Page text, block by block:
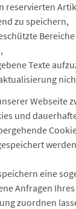
reservierten
zu speichern,
Texte
Webseite
und
eine
Anfragen
zuordnen